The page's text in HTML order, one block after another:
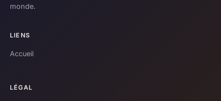
monde.
LIENS
Accueil
LÉGAL